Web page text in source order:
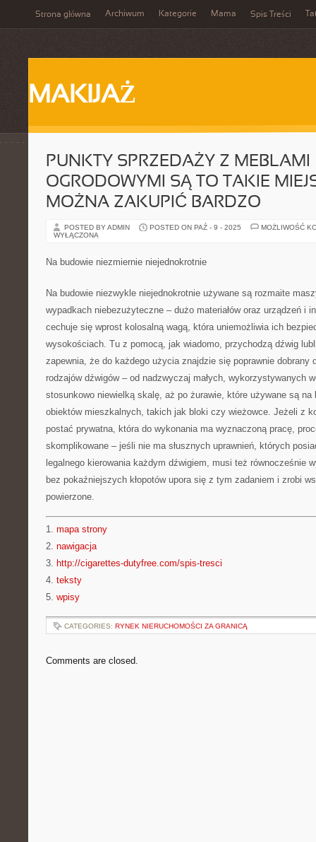
Strona główna Archiwum Kategorie Mama Spis Treści
MAKIJAŻ
PUNKTY SPRZEDAŻY Z MEBLAMI
OGRODOWYMI SĄ TO TAKIE
MOŻNA ZAKUPIĆ BARDZO
POSTED BY ADMIN POSTED ON PAŹ - 9 - 2025
MOŻLIWOŚĆ
WYŁĄCZONA
Na budowie niezmiernie niejednokrotnie
Na budowie niezwykle niejednokrotnie używane są rozmaite
wypadkach niebezużyteczne – dużo materiałów oraz urządzeń i
cechuje się wprost kolosalną wagą, która uniemożliwia ich
wysokościach. Tu z pomocą, jak wiadomo, przychodzą dźwig
zapewnia, że do każdego użycia znajdzie się poprawnie dobrany
rodzajów dźwigów – od nadzwyczaj małych, wykorzystywanych
stosunkowo niewielką skalę, aż po żurawie, które używane są na
obiektów mieszkalnych, takich jak bloki czy wieżowce. Jeżeli z
postać prywatna, która do wykonania ma wyznaczoną pracę,
skomplikowane – jeśli nie ma słusznych uprawnień, których
legalnego kierowania każdym dźwigiem, musi też równocześnie
bez pokaźniejszych kłopotów upora się z tym zadaniem i zrobi
powierzone.
1. mapa strony
2. nawigacja
3. http://cigarettes-dutyfree.com/spis-tresci
4. teksty
5. wpisy
CATEGORIES: RYNEK NIERUCHOMOŚCI ZA GRANICĄ
Comments are closed.